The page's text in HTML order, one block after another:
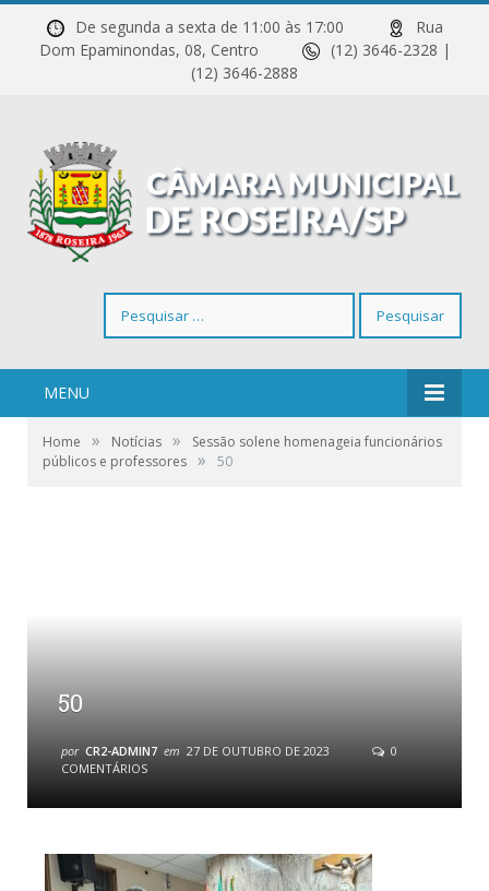
De segunda a sexta de 11:00 às 17:00
Rua
Dom Epaminondas, 08, Centro
(12) 3646-2328 |
(12) 3646-2888
por:
MENU
Home » Notícias »
Sessão solene homenageia funcionários
públicos e professores » 50
50
por CR2-ADMIN7 em 27 DE OUTUBRO DE 2023
0
COMENTÁRIOS